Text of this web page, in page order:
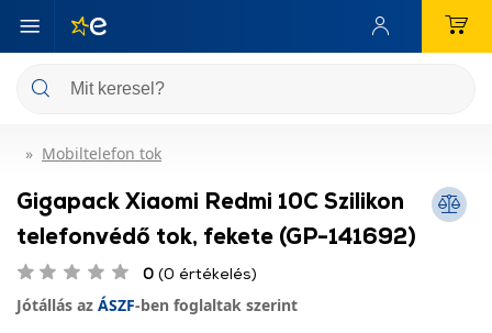
Mobiltelefon tok
Gigapack Xiaomi Redmi 10C Szilikon
telefonvédő tok, fekete (GP-141692)
0 (0 értékelés)
Jótállás az ÁSZF-ben foglaltak szerint